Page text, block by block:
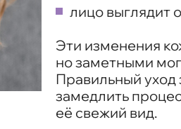
лицо выглядит
Эти изменения
но заметными
Правильный
замедлить
её свежий вид.